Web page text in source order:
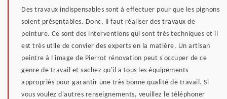
Des travaux indispensables sont à effectuer pour que les pignons
soient présentables. Donc, il faut réaliser des travaux de
peinture. Ce sont des interventions qui sont très techniques et il
est très utile de convier des experts en la matière. Un artisan
peintre à l'image de Pierrot rénovation peut s'occuper de ce
genre de travail et sachez qu'il a tous les équipements
appropriés pour garantir une très bonne qualité de travail. Si
vous voulez d'autres renseignements, veuillez le téléphoner